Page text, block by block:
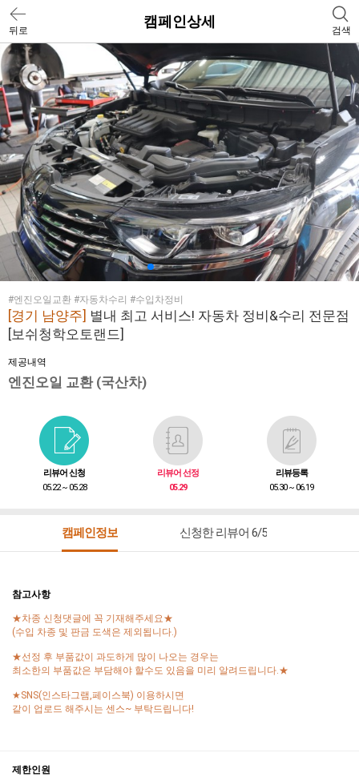
뒤로
캠페인상세
검색
#엔진오일교환 #자동차수리 #수입차정비
[경기 남양주] 별내 최고 서비스! 자동차 정비&수리 전문점
[보쉬청학오토랜드]
제공내역
엔진오일 교환 (국산차)
리뷰어 신청
05.22 ~ 05.28
리뷰어 선정
05.29
리뷰등록
05.30 ~ 06.19
캠페인정보 신청한 리뷰어 6/5
참고사항
★차종 신청댓글에 꼭 기재해주세요★
(수입 차종 및 판금 도색은 제외됩니다.)
★선정 후 부품값이 과도하게 많이 나오는 경우는
최소한의 부품값은 부담해야 할수도 있음을 미리 알려드립니다.★
★SNS(인스타그램,페이스북) 이용하시면
같이 업로드 해주시는 센스~ 부탁드립니다!
제한인원